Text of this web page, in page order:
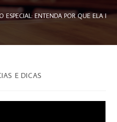
ESPECIAL: ENTENDA POR QUE ELA
E DICAS